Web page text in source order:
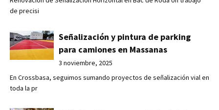
de precisi
Señalización y pintura de parking
para camiones en Massanas
3 noviembre, 2025
En Crossbasa, seguimos sumando proyectos de señalización vial en
toda la pr